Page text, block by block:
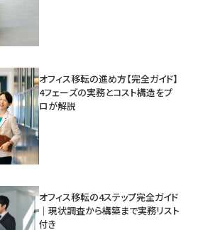
オフィス移転の進め方【完全ガイド】
4フェーズの実務とコスト構造をプ
ロが解説
オフィス移転の4ステップ完全ガイド
｜現状調査から構築まで実務リスト
付き